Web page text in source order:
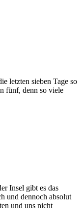
letzten sieben Tage so
fünf, denn so viele
Insel gibt es das
und dennoch absolut
und uns nicht